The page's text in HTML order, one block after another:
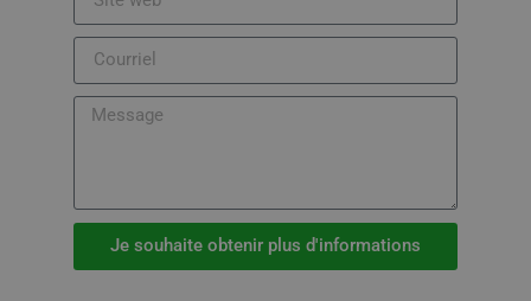
Je souhaite obtenir plus d'informations